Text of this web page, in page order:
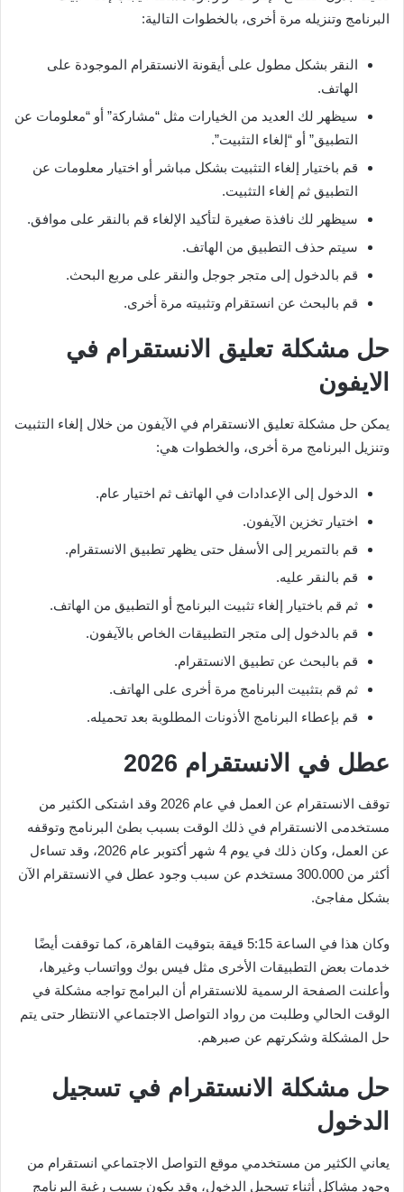
البرنامج وتنزيله مرة أخرى، بالخطوات التالية:
النقر بشكل مطول على أيقونة الانستقرام الموجودة على
الهاتف.
سيظهر لك العديد من الخيارات مثل “مشاركة” أو “معلومات عن
التطبيق” أو “إلغاء التثبيت”.
قم باختيار إلغاء التثبيت بشكل مباشر أو اختيار معلومات عن
التطبيق ثم إلغاء التثبيت.
سيظهر لك نافذة صغيرة لتأكيد الإلغاء قم بالنقر على موافق.
سيتم حذف التطبيق من الهاتف.
قم بالدخول إلى متجر جوجل والنقر على مربع البحث.
قم بالبحث عن انستقرام وتثبيته مرة أخرى.
حل مشكلة تعليق الانستقرام في
الايفون
يمكن حل مشكلة تعليق الانستقرام في الآيفون من خلال إلغاء التثبيت
وتنزيل البرنامج مرة أخرى، والخطوات هي:
الدخول إلى الإعدادات في الهاتف ثم اختيار عام.
اختيار تخزين الآيفون.
قم بالتمرير إلى الأسفل حتى يظهر تطبيق الانستقرام.
قم بالنقر عليه.
ثم قم باختيار إلغاء تثبيت البرنامج أو التطبيق من الهاتف.
قم بالدخول إلى متجر التطبيقات الخاص بالآيفون.
قم بالبحث عن تطبيق الانستقرام.
ثم قم بتثبيت البرنامج مرة أخرى على الهاتف.
قم بإعطاء البرنامج الأذونات المطلوبة بعد تحميله.
عطل في الانستقرام 2026
توقف الانستقرام عن العمل في عام 2026 وقد اشتكى الكثير من
مستخدمى الانستقرام في ذلك الوقت بسبب بطئ البرنامج وتوقفه
عن العمل، وكان ذلك في يوم 4 شهر أكتوبر عام 2026، وقد تساءل
أكثر من 300.000 مستخدم عن سبب وجود عطل في الانستقرام الآن
بشكل مفاجئ.
وكان هذا في الساعة 5:15 قيقة بتوقيت القاهرة، كما توقفت أيضًا
خدمات بعض التطبيقات الأخرى مثل فيس بوك وواتساب وغيرها،
وأعلنت الصفحة الرسمية للانستقرام أن البرامج تواجه مشكلة في
الوقت الحالي وطلبت من رواد التواصل الاجتماعي الانتظار حتى يتم
حل المشكلة وشكرتهم عن صبرهم.
حل مشكلة الانستقرام في تسجيل
الدخول
يعاني الكثير من مستخدمي موقع التواصل الاجتماعي انستقرام من
وجود مشاكل أثناء تسجيل الدخول، وقد يكون بسبب رغبة البرنامج